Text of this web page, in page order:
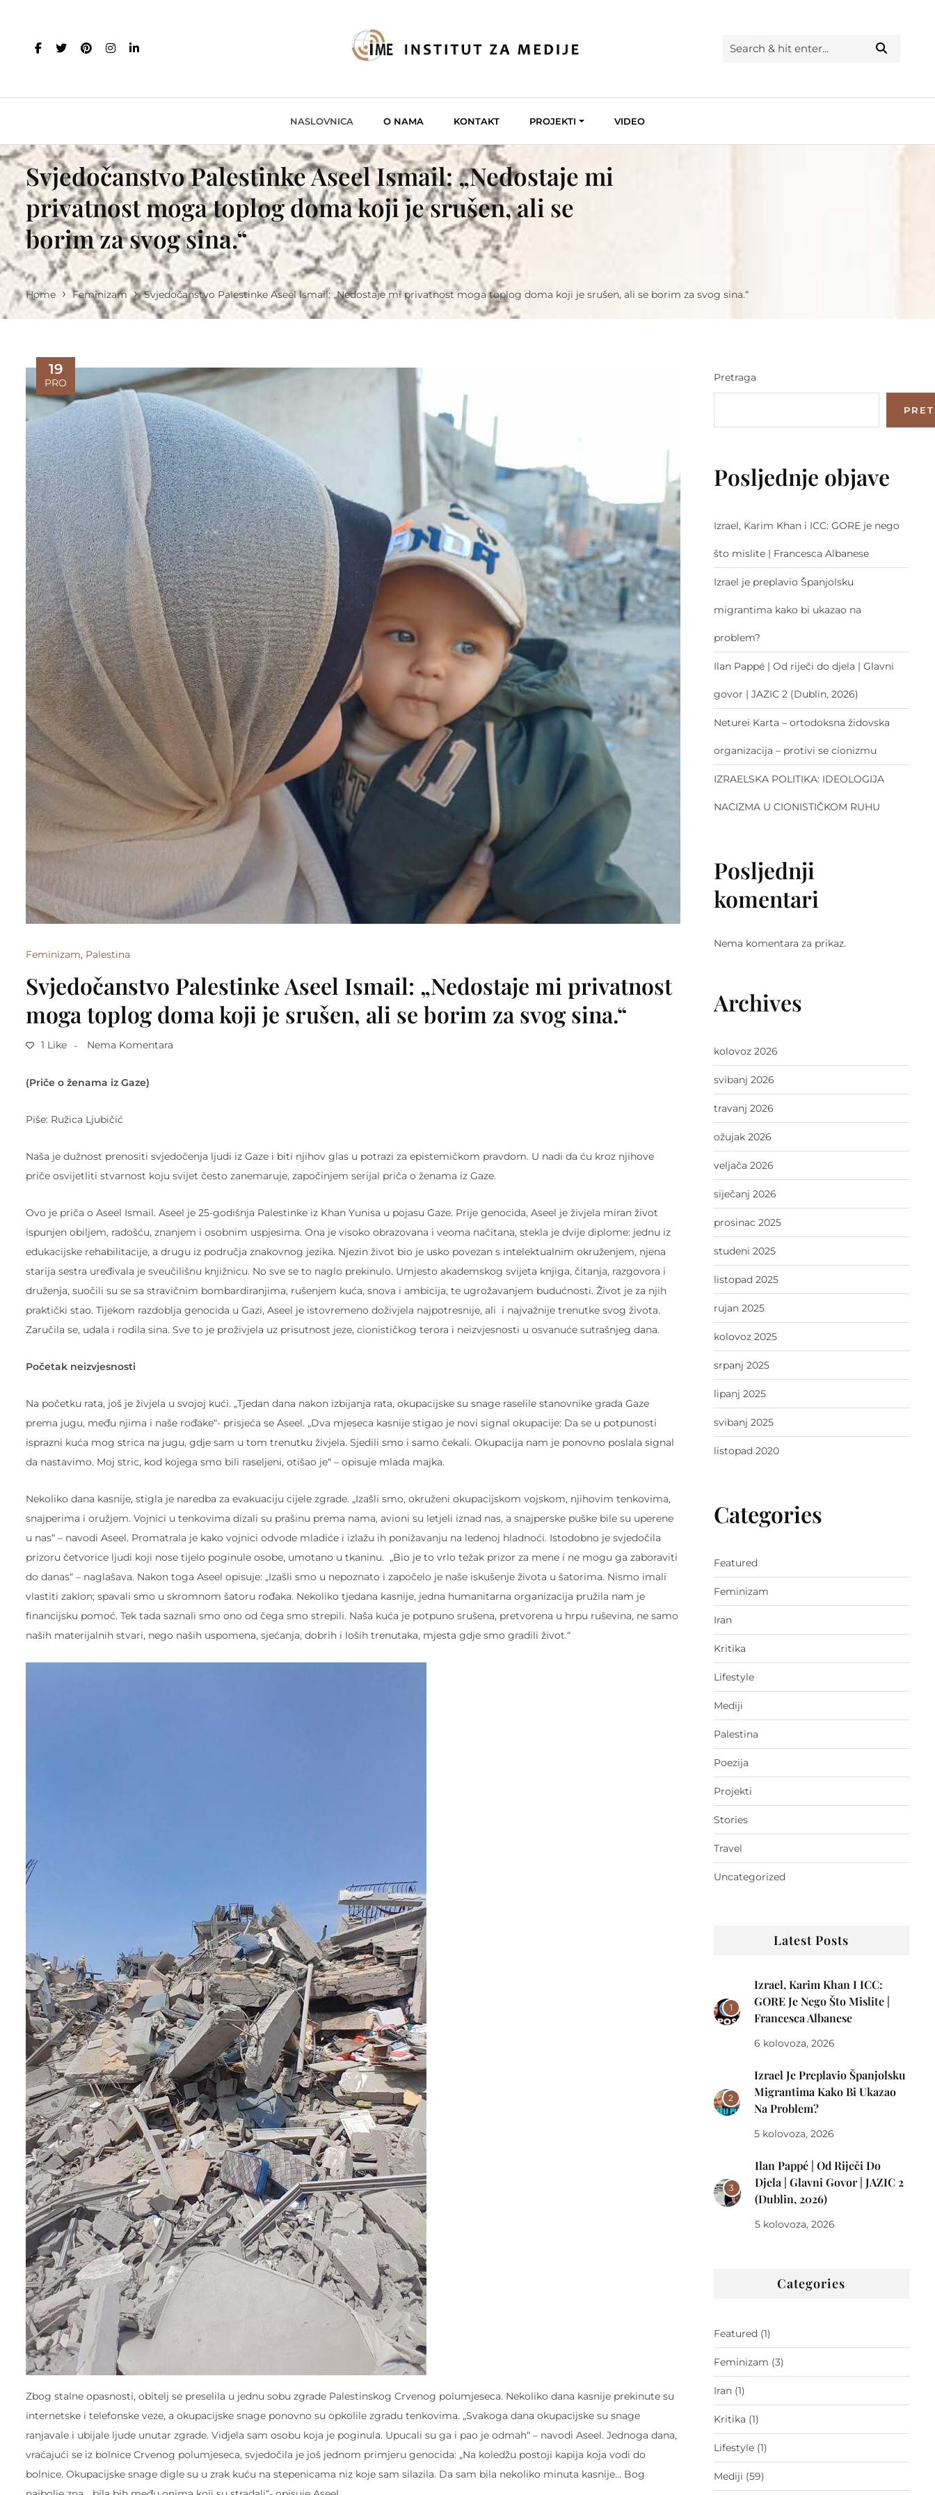
NASLOVNICA O NAMA KONTAKT PROJEKTI VIDEO
Svjedočanstvo Palestinke Aseel Ismail: „Nedostaje mi
privatnost moga toplog doma koji je srušen, ali se
borim za svog sina.“
Home › Feminizam › Svjedočanstvo Palestinke Aseel Ismail: „Nedostaje mi privatnost moga toplog doma koji je srušen, ali se borim za svog sina.“
19
PRO
Feminizam, Palestina
Svjedočanstvo Palestinke Aseel Ismail: „Nedostaje mi privatnost
moga toplog doma koji je srušen, ali se borim za svog sina.“
1 Like Nema Komentara
(Priče o ženama iz Gaze)
Piše: Ružica Ljubičić
Naša je dužnost prenositi svjedočenja ljudi iz Gaze i biti njihov glas u potrazi za epistemičkom pravdom. U nadi da ću kroz njihove
priče osvijetliti stvarnost koju svijet često zanemaruje, započinjem serijal priča o ženama iz Gaze.
Ovo je priča o Aseel Ismail. Aseel je 25-godišnja Palestinke iz Khan Yunisa u pojasu Gaze. Prije genocida, Aseel je živjela miran život
ispunjen obiljem, radošću, znanjem i osobnim uspjesima. Ona je visoko obrazovana i veoma načitana, stekla je dvije diplome: jednu iz
edukacijske rehabilitacije, a drugu iz područja znakovnog jezika. Njezin život bio je usko povezan s intelektualnim okruženjem, njena
starija sestra uređivala je sveučilišnu knjižnicu. No sve se to naglo prekinulo. Umjesto akademskog svijeta knjiga, čitanja, razgovora i
druženja, suočili su se sa stravičnim bombardiranjima, rušenjem kuća, snova i ambicija, te ugrožavanjem budućnosti. Život je za njih
praktički stao. Tijekom razdoblja genocida u Gazi, Aseel je istovremeno doživjela najpotresnije, ali i najvažnije trenutke svog života.
Zaručila se, udala i rodila sina. Sve to je proživjela uz prisutnost jeze, cionističkog terora i neizvjesnosti u osvanuće sutrašnjeg dana.
Početak neizvjesnosti
Na početku rata, još je živjela u svojoj kući. „Tjedan dana nakon izbijanja rata, okupacijske su snage raselile stanovnike grada Gaze
prema jugu, među njima i naše rođake“- prisjeća se Aseel. „Dva mjeseca kasnije stigao je novi signal okupacije: Da se u potpunosti
isprazni kuća mog strica na jugu, gdje sam u tom trenutku živjela. Sjedili smo i samo čekali. Okupacija nam je ponovno poslala signal
da nastavimo. Moj stric, kod kojega smo bili raseljeni, otišao je“ – opisuje mlada majka.
Nekoliko dana kasnije, stigla je naredba za evakuaciju cijele zgrade. „Izašli smo, okruženi okupacijskom vojskom, njihovim tenkovima,
snajperima i oružjem. Vojnici u tenkovima dizali su prašinu prema nama, avioni su letjeli iznad nas, a snajperske puške bile su uperene
u nas“ – navodi Aseel. Promatrala je kako vojnici odvode mladiće i izlažu ih ponižavanju na ledenoj hladnoći. Istodobno je svjedočila
prizoru četvorice ljudi koji nose tijelo poginule osobe, umotano u tkaninu. „Bio je to vrlo težak prizor za mene i ne mogu ga zaboraviti
do danas“ – naglašava. Nakon toga Aseel opisuje: „Izašli smo u nepoznato i započelo je naše iskušenje života u šatorima. Nismo imali
vlastiti zaklon; spavali smo u skromnom šatoru rođaka. Nekoliko tjedana kasnije, jedna humanitarna organizacija pružila nam je
financijsku pomoć. Tek tada saznali smo ono od čega smo strepili. Naša kuća je potpuno srušena, pretvorena u hrpu ruševina, ne samo
naših materijalnih stvari, nego naših uspomena, sjećanja, dobrih i loših trenutaka, mjesta gdje smo gradili život.“
Zbog stalne opasnosti, obitelj se preselila u jednu sobu zgrade Palestinskog Crvenog polumjeseca. Nekoliko dana kasnije prekinute su
internetske i telefonske veze, a okupacijske snage ponovno su opkolile zgradu tenkovima. „Svakoga dana okupacijske su snage
ranjavale i ubijale ljude unutar zgrade. Vidjela sam osobu koja je poginula. Upucali su ga i pao je odmah“ – navodi Aseel. Jednoga dana,
vraćajući se iz bolnice Crvenog polumjeseca, svjedočila je još jednom primjeru genocida: „Na koledžu postoji kapija koja vodi do
bolnice. Okupacijske snage digle su u zrak kuću na stepenicama niz koje sam silazila. Da sam bila nekoliko minuta kasnije… Bog
Pretraga
Posljednje objave
Izrael, Karim Khan i ICC: GORE je nego
što mislite | Francesca Albanese
Izrael je preplavio Španjolsku
migrantima kako bi ukazao na
problem?
Ilan Pappé | Od riječi do djela | Glavni
govor | JAZIC 2 (Dublin, 2026)
Neturei Karta – ortodoksna židovska
organizacija – protivi se cionizmu
IZRAELSKA POLITIKA: IDEOLOGIJA
NACIZMA U CIONISTIČKOM RUHU
Posljednji
komentari
Nema komentara za prikaz.
Archives
kolovoz 2026
svibanj 2026
travanj 2026
ožujak 2026
veljača 2026
siječanj 2026
prosinac 2025
studeni 2025
listopad 2025
rujan 2025
kolovoz 2025
srpanj 2025
lipanj 2025
svibanj 2025
listopad 2020
Categories
Featured
Feminizam
Iran
Kritika
Lifestyle
Mediji
Palestina
Poezija
Projekti
Stories
Travel
Uncategorized
Latest Posts
1
Izrael, Karim Khan I ICC:
GORE Je Nego Što Mislite |
Francesca Albanese
6 kolovoza, 2026
2
Izrael Je Preplavio Španjolsku
Migrantima Kako Bi Ukazao
Na Problem?
5 kolovoza, 2026
3
Ilan Pappé | Od Riječi Do
Djela | Glavni Govor | JAZIC 2
(Dublin, 2026)
5 kolovoza, 2026
Categories
Featured (1)
Feminizam (3)
Iran(1)
Kritika (1)
Lifestyle(1)
Mediji (59)